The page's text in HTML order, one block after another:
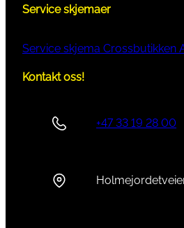
Service skjemaer
Service skjema Crossbutikken
Kontakt oss!
+47 33 19 28 00